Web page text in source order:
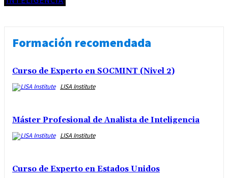
Formación recomendada
Curso de Experto en SOCMINT (Nivel 2)
LISA Institute
Máster Profesional de Analista de Inteligencia
LISA Institute
Curso de Experto en Estados Unidos